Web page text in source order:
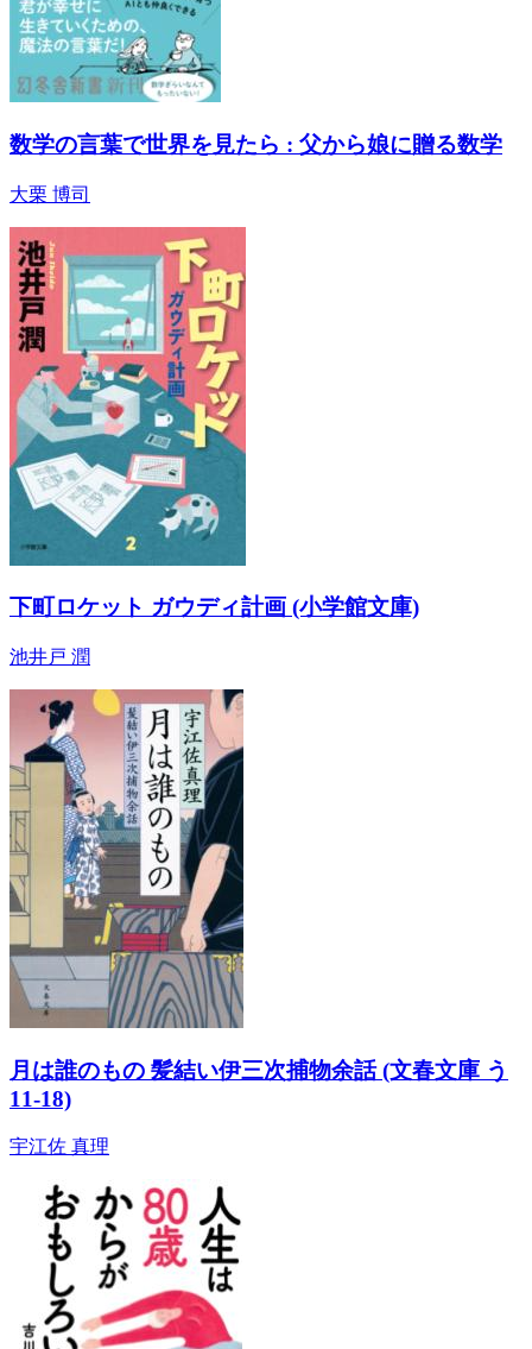
数学の言葉で世界を見たら : 父から娘に贈る数学
大栗 博司
下町ロケット ガウディ計画 (小学館文庫)
池井戸 潤
月は誰のもの 髪結い伊三次捕物余話 (文春文庫 う
11-18)
宇江佐 真理